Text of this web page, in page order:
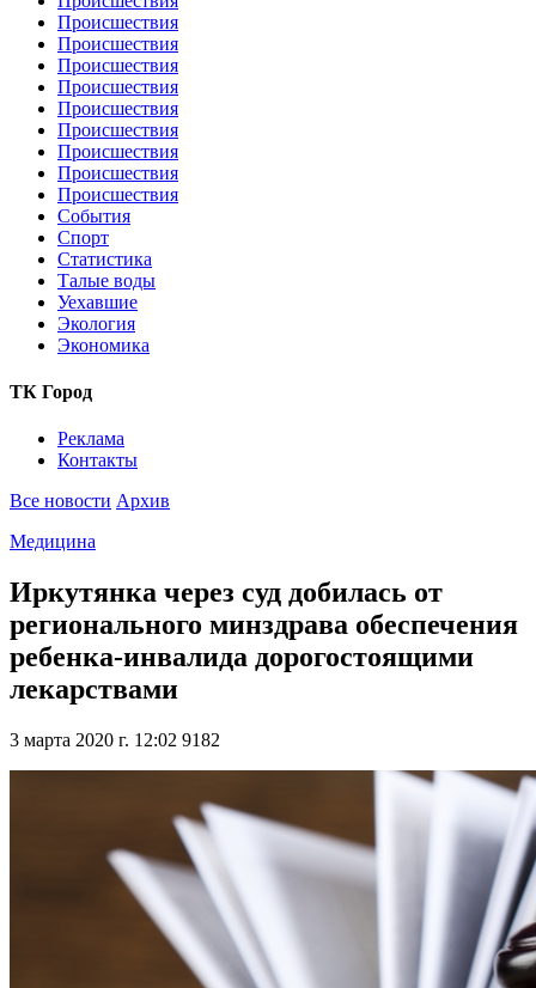
Происшествия
Происшествия
Происшествия
Происшествия
Происшествия
Происшествия
Происшествия
Происшествия
Происшествия
События
Спорт
Статистика
Талые воды
Уехавшие
Экология
Экономика
ТК Город
Реклама
Контакты
Все новости Архив
Медицина
Иркутянка через суд добилась от
регионального минздрава обеспечения
ребенка-инвалида дорогостоящими
лекарствами
3 марта 2020 г. 12:02 9182